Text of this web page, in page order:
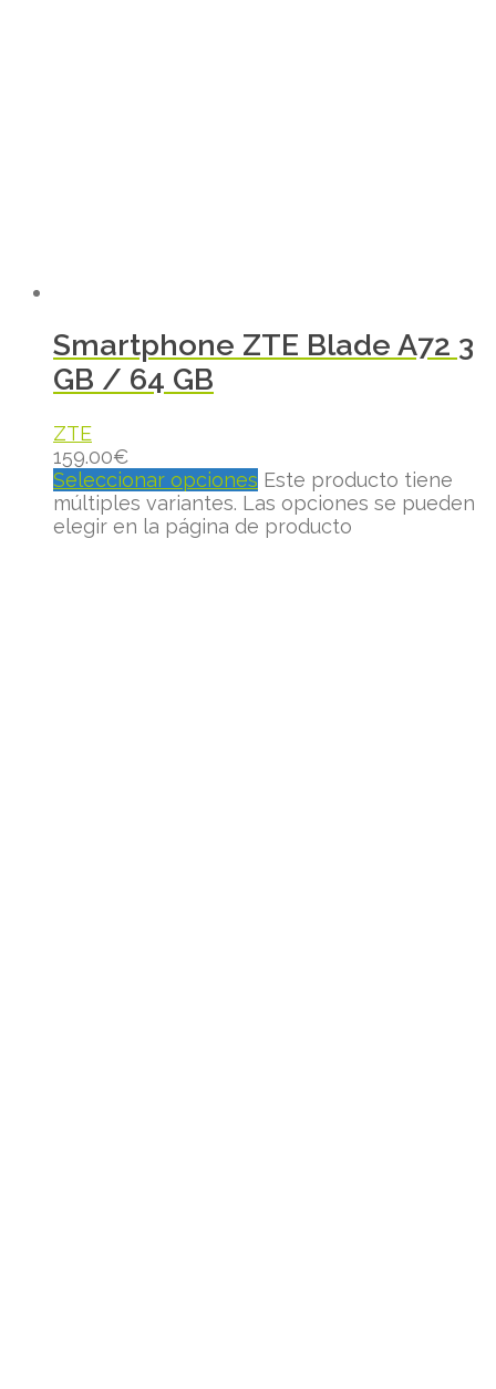
Smartphone ZTE Blade A72 3
GB / 64 GB
ZTE
159.00€
Seleccionar opciones Este producto tiene
múltiples variantes. Las opciones se pueden
elegir en la página de producto